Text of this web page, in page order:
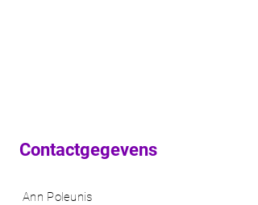
Contactgegevens
Ann Poleunis